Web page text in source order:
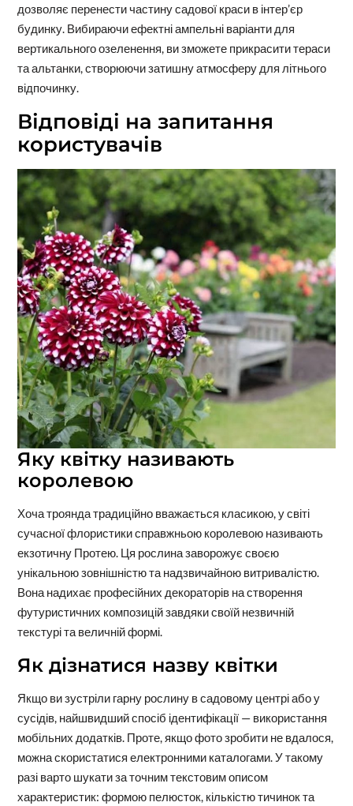
дозволяє перенести частину садової краси в інтер’єр
будинку. Вибираючи ефектні ампельні варіанти для
вертикального озеленення, ви зможете прикрасити тераси
та альтанки, створюючи затишну атмосферу для літнього
відпочинку.
Відповіді на запитання
користувачів
Яку квітку називають
королевою
Хоча троянда традиційно вважається класикою, у світі
сучасної флористики справжньою королевою називають
екзотичну Протею. Ця рослина заворожує своєю
унікальною зовнішністю та надзвичайною витривалістю.
Вона надихає професійних декораторів на створення
футуристичних композицій завдяки своїй незвичній
текстурі та величній формі.
Як дізнатися назву квітки
Якщо ви зустріли гарну рослину в садовому центрі або у
сусідів, найшвидший спосіб ідентифікації — використання
мобільних додатків. Проте, якщо фото зробити не вдалося,
можна скористатися електронними каталогами. У такому
разі варто шукати за точним текстовим описом
характеристик: формою пелюсток, кількістю тичинок та